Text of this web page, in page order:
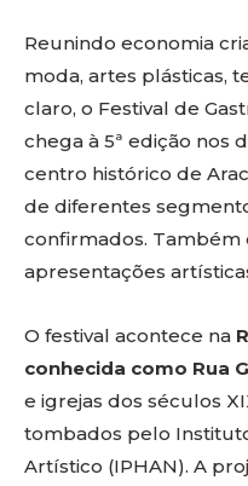
Reunindo economia
moda, artes plásticas,
claro, o Festival de
chega à 5ª edição nos
centro histórico de
de diferentes
confirmados. Também
apresentações
O festival acontece na
conhecida como Rua
e igrejas dos séculos
tombados pelo
Artístico (IPHAN). A